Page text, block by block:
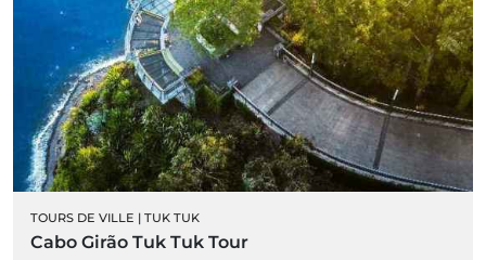
TOURS DE VILLE | TUK TUK
Cabo Girão Tuk Tuk Tour